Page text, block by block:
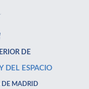
DE
DEL ESPACIO
DE MADRID